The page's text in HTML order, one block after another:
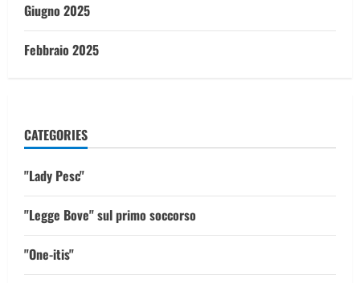
Giugno 2025
Febbraio 2025
CATEGORIES
"Lady Pesc"
"Legge Bove" sul primo soccorso
"One-itis"